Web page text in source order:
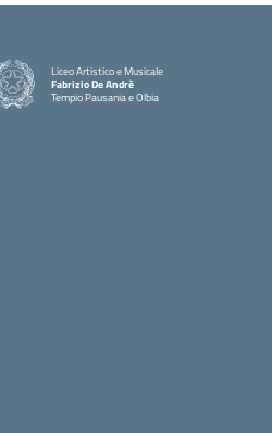
Liceo Artistico e Musicale
Fabrizio De Andrè
Tempio Pausania e Olbia
— Visita la pagina iniziale della scuola